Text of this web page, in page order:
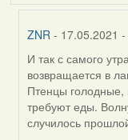
ZNR - 17.05.2021
In
reply
to
by
Harrier
И так с самого
возвращается в
Птенцы голодные,
требуют еды.
случилось